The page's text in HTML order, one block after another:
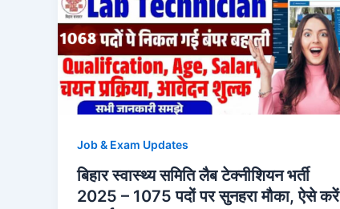
Job & Exam Updates
बिहार स्वास्थ्य समिति लैब टेक्नीशियन भर्ती
2025 – 1075 पदों पर सुनहरा मौका, ऐसे करें